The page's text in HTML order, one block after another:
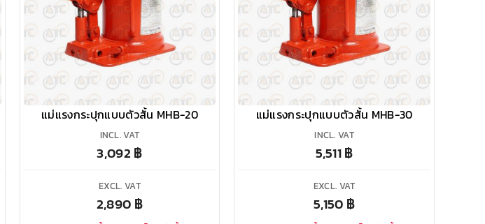
แม่แรงกระปุกแบบตัวสั้น MHB-20
INCL. VAT
3,092 ฿
EXCL. VAT
2,890 ฿
แม่แรงกระปุกแบบตัวสั้น MHB-30
INCL. VAT
5,511฿
EXCL. VAT
5,150 ฿